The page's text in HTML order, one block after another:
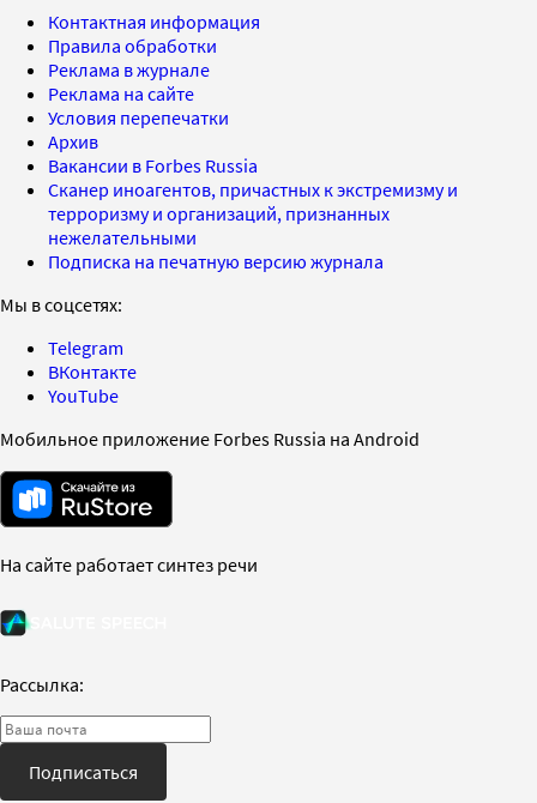
Контактная информация
Правила обработки
Реклама в журнале
Реклама на сайте
Условия перепечатки
Архив
Вакансии в Forbes Russia
Сканер иноагентов, причастных к экстремизму и
терроризму и организаций, признанных
нежелательными
Подписка на печатную версию журнала
Мы в соцсетях:
Telegram
ВКонтакте
YouTube
Мобильное приложение Forbes Russia на Android
На сайте работает синтез речи
Рассылка:
Подписаться